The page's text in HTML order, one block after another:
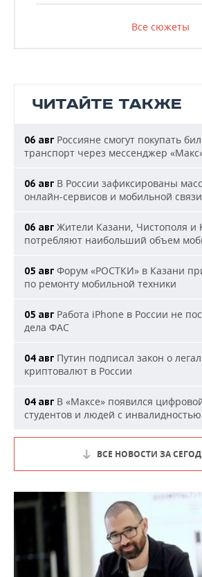
Все сюжеты
ЧИТАЙТЕ ТАКЖЕ
06 авг Россияне смогут покупать
транспорт через мессенджер
06 авг В России зафиксированы
онлайн-сервисов и мобильной связи
06 авг Жители Казани, Чистополя и
потребляют наибольший объем
05 авг Форум «РОСТКИ» в Казани
по ремонту мобильной техники
05 авг Работа iPhone в России не
дела ФАС
04 авг Путин подписал закон о
криптовалют в России
04 авг В «Максе» появился
студентов и людей с инвалидностью
ВСЕ НОВОСТИ ЗА